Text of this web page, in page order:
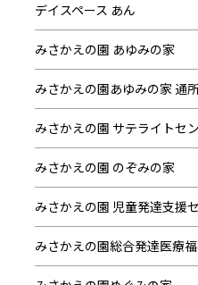
デイスペース あん
みさかえの園 あゆみの家
みさかえの園あゆみの家 通
みさかえの園 サテライトセ
みさかえの園 のぞみの家
みさかえの園 児童発達支援
みさかえの園総合発達医療